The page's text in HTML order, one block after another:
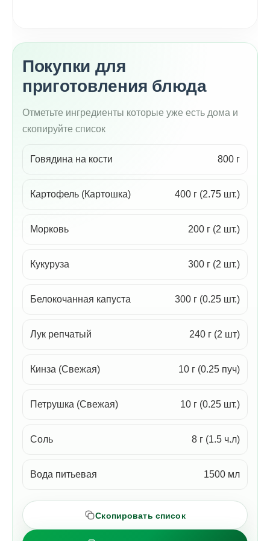
Покупки для
приготовления блюда
Отметьте ингредиенты которые уже есть дома и
скопируйте список
Говядина на кости 800 г
Картофель (Картошка) 400 г (2.75 шт.)
Морковь 200 г (2 шт.)
Кукуруза 300 г (2 шт.)
Белокочанная капуста 300 г (0.25 шт.)
Лук репчатый 240 г (2 шт)
Кинза (Свежая) 10 г (0.25 пуч)
Петрушка (Свежая) 10 г (0.25 шт.)
Соль 8 г (1.5 ч.л)
Вода питьевая 1500 мл
Скопировать список